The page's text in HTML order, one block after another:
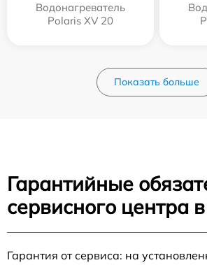
Водонагреватель
Polaris XV 20
Показать больше
Гарантийные
сервисного центра
Гарантия от сервиса: на